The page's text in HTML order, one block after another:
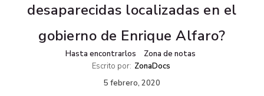
desaparecidas localizadas en el
gobierno de Enrique Alfaro?
Hasta encontrarlos
Zona de notas
Escrito por: ZonaDocs
5 febrero, 2020